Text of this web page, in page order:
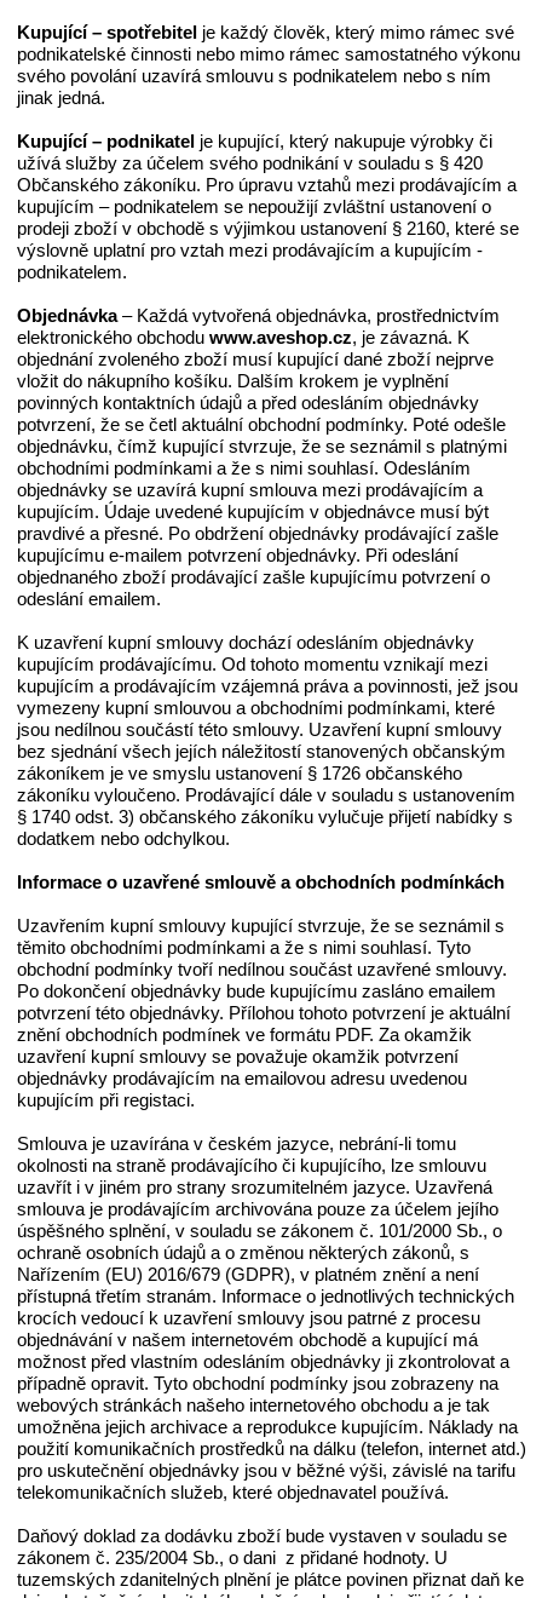
Kupující – spotřebitelje každý člověk, který mimo rámec své
podnikatelské činnosti nebo mimo rámec samostatného výkonu
svého povolání uzavírá smlouvu s podnikatelem nebo s ním
jinak jedná.
Kupující – podnikatelje kupující, který nakupuje výrobky či
užívá služby za účelem svého podnikání v souladu s § 420
Občanského zákoníku. Pro úpravu vztahů mezi prodávajícím a
kupujícím – podnikatelem se nepoužijí zvláštní ustanovení o
prodeji zboží v obchodě s výjimkou ustanovení § 2160, které se
výslovně uplatní pro vztah mezi prodávajícím a kupujícím -
podnikatelem.
Objednávka– Každá vytvořená objednávka, prostřednictvím
elektronického obchodu www.aveshop.cz, je závazná. K
objednání zvoleného zboží musí kupující dané zboží nejprve
vložit do nákupního košíku. Dalším krokem je vyplnění
povinných kontaktních údajů a před odesláním objednávky
potvrzení, že se četl aktuální obchodní podmínky. Poté odešle
objednávku, čímž kupující stvrzuje, že se seznámil s platnými
obchodními podmínkami a že s nimi souhlasí. Odesláním
objednávky se uzavírá kupní smlouva mezi prodávajícím a
kupujícím. Údaje uvedené kupujícím v objednávce musí být
pravdivé a přesné. Po obdržení objednávky prodávající zašle
kupujícímu e-mailem potvrzení objednávky. Při odeslání
objednaného zboží prodávající zašle kupujícímu potvrzení o
odeslání emailem.
K uzavření kupní smlouvy dochází odesláním objednávky
kupujícím prodávajícímu. Od tohoto momentu vznikají mezi
kupujícím a prodávajícím vzájemná práva a povinnosti, jež jsou
vymezeny kupní smlouvou a obchodními podmínkami, které
jsou nedílnou součástí této smlouvy. Uzavření kupní smlouvy
bez sjednání všech jejích náležitostí stanovených občanským
zákoníkem je ve smyslu ustanovení § 1726 občanského
zákoníku vyloučeno. Prodávající dále v souladu s ustanovením
§ 1740 odst. 3) občanského zákoníku vylučuje přijetí nabídky s
dodatkem nebo odchylkou.
Informace o uzavřené smlouvě a obchodních podmínkách
Uzavřením kupní smlouvy kupující stvrzuje, že se seznámil s
těmito obchodními podmínkami a že s nimi souhlasí. Tyto
obchodní podmínky tvoří nedílnou součást uzavřené smlouvy.
Po dokončení objednávky bude kupujícímu zasláno emailem
potvrzení této objednávky. Přílohou tohoto potvrzení je aktuální
znění obchodních podmínek ve formátu PDF. Za okamžik
uzavření kupní smlouvy se považuje okamžik potvrzení
objednávky prodávajícím na emailovou adresu uvedenou
kupujícím při registaci.
Smlouva je uzavírána v českém jazyce, nebrání-li tomu
okolnosti na straně prodávajícího či kupujícího, lze smlouvu
uzavřít i v jiném pro strany srozumitelném jazyce. Uzavřená
smlouva je prodávajícím archivována pouze za účelem jejího
úspěšného splnění, v souladu se zákonem č. 101/2000 Sb., o
ochraně osobních údajů a o změnou některých zákonů, s
Nařízením (EU) 2016/679 (GDPR), v platném znění a není
přístupná třetím stranám. Informace o jednotlivých technických
krocích vedoucí k uzavření smlouvy jsou patrné z procesu
objednávání v našem internetovém obchodě a kupující má
možnost před vlastním odesláním objednávky ji zkontrolovat a
případně opravit. Tyto obchodní podmínky jsou zobrazeny na
webových stránkách našeho internetového obchodu a je tak
umožněna jejich archivace a reprodukce kupujícím. Náklady na
použití komunikačních prostředků na dálku (telefon, internet atd.)
pro uskutečnění objednávky jsou v běžné výši, závislé na tarifu
telekomunikačních služeb, které objednavatel používá.
Daňový doklad za dodávku zboží bude vystaven v souladu se
zákonem č. 235/2004 Sb., o dani z přidané hodnoty. U
tuzemských zdanitelných plnění je plátce povinen přiznat daň ke